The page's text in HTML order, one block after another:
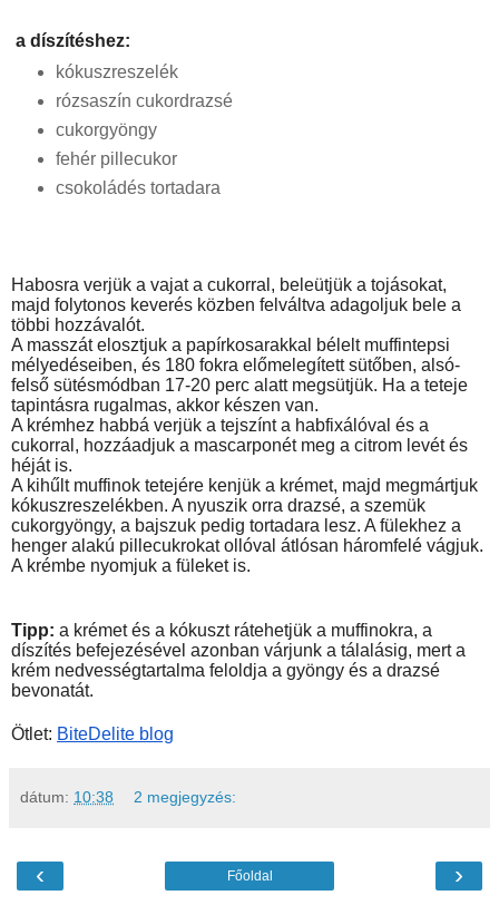
a díszítéshez:
kókuszreszelék
rózsaszín cukordrazsé
cukorgyöngy
fehér pillecukor
csokoládés tortadara
Habosra verjük a vajat a cukorral, beleütjük a tojásokat,
majd folytonos keverés közben felváltva adagoljuk bele a
többi hozzávalót.
A masszát elosztjuk a papírkosarakkal bélelt muffintepsi
mélyedéseiben, és 180 fokra előmelegített sütőben, alsó-
felső sütésmódban 17-20 perc alatt megsütjük. Ha a teteje
tapintásra rugalmas, akkor készen van.
A krémhez habbá verjük a tejszínt a habfixálóval és a
cukorral, hozzáadjuk a mascarponét meg a citrom levét és
héját is.
A kihűlt muffinok tetejére kenjük a krémet, majd megmártjuk
kókuszreszelékben. A nyuszik orra drazsé, a szemük
cukorgyöngy, a bajszuk pedig tortadara lesz. A fülekhez a
henger alakú pillecukrokat ollóval átlósan háromfelé vágjuk.
A krémbe nyomjuk a füleket is.
Tipp: a krémet és a kókuszt rátehetjük a muffinokra, a
díszítés befejezésével azonban várjunk a tálalásig, mert a
krém nedvességtartalma feloldja a gyöngy és a drazsé
bevonatát.
Ötlet: BiteDelite blog
dátum: 10:38 2 megjegyzés:
‹ ›
Főoldal